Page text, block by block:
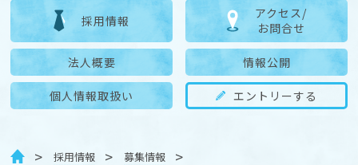
採用情報
アクセス/
お問合せ
法人概要 情報公開
個人情報取扱い エントリーする
採用情報
募集情報